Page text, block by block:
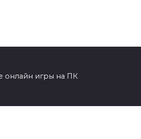
онлайн игры на ПК